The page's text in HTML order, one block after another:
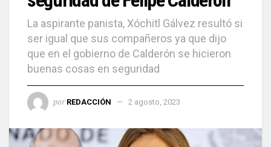
La aspirante panista, Xóchitl Gálvez resultó si
ser igual que sus compañeros ya que dijo
que en el gobierno de Calderón se hicieron
buenas cosas en seguridad
por REDACCIÓN 2 agosto, 2023